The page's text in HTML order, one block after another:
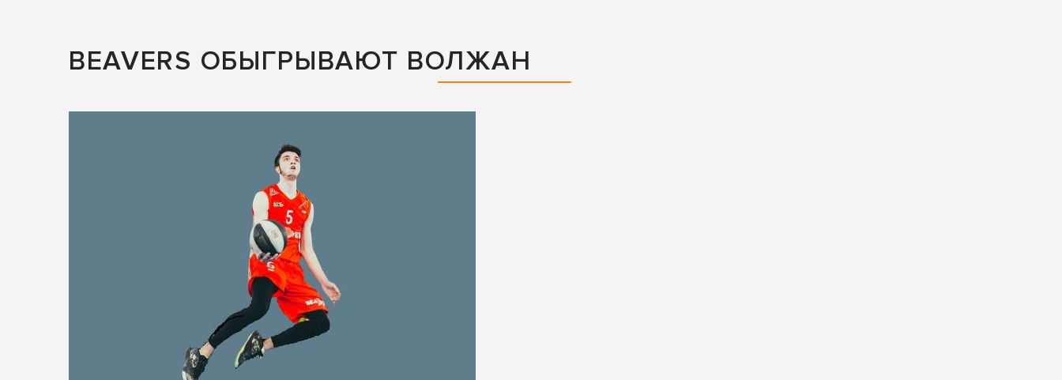
BEAVERS ОБЫГРЫВАЮТ ВОЛЖАН